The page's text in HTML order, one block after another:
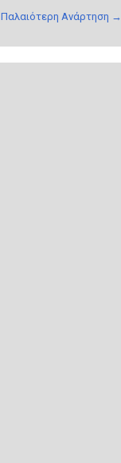
Παλαιότερη Ανάρτηση →